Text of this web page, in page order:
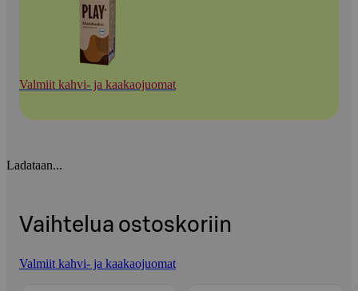
Valmiit kahvi- ja kaakaojuomat
Ladataan...
Vaihtelua ostoskoriin
Valmiit kahvi- ja kaakaojuomat